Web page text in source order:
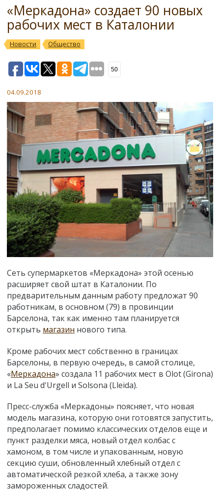
«Меркадона» создает 90 новых
рабочих мест в Каталонии
Новости Общество
50
04.09.2018
Сеть супермаркетов «Меркадона» этой осенью
расширяет свой штат в Каталонии. По
предварительным данным работу предложат 90
работникам, в основном (79) в провинции
Барселона, так как именно там планируется
открыть магазин нового типа.
Кроме рабочих мест собственно в границах
Барселоны, в первую очередь, в самой столице,
«Меркадона» создала 11 рабочих мест в Olot (Girona)
и La Seu d'Urgell и Solsona (Lleida).
Пресс-служба «Меркадоны» поясняет, что новая
модель магазина, которую они готовятся запустить,
предполагает помимо классических отделов еще и
пункт разделки мяса, новый отдел колбас с
хамоном, в том числе и упакованным, новую
секцию суши, обновленный хлебный отдел с
автоматической резкой хлеба, а также зону
замороженных сладостей.